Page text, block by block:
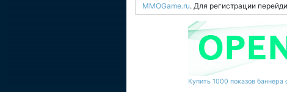
MMOGame.ru. Для регистрации
Купить 1000 показов баннера